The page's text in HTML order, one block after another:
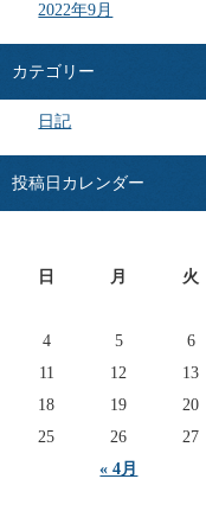
2022年9月
カテゴリー
日記
投稿日カレンダー
日 月 火
« 4月
4
5 6
11
12 13
18
19 20
25
26 27